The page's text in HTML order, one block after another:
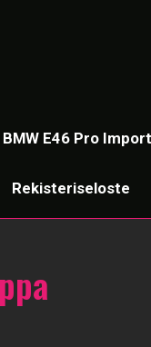
BMW E46 Pro Import
Rekisteriseloste